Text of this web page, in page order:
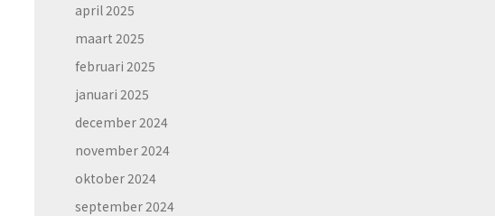
april 2025
maart 2025
februari 2025
januari 2025
december 2024
november 2024
oktober 2024
september 2024